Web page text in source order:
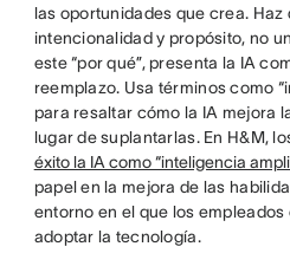
las oportunidades que crea.
intencionalidad y propósito, no
este “por qué”, presenta la IA
reemplazo. Usa términos como
para resaltar cómo la IA mejora
lugar de suplantarlas. En H&M,
éxito la IA como “inteligencia
papel en la mejora de las
entorno en el que los
adoptar la tecnología.